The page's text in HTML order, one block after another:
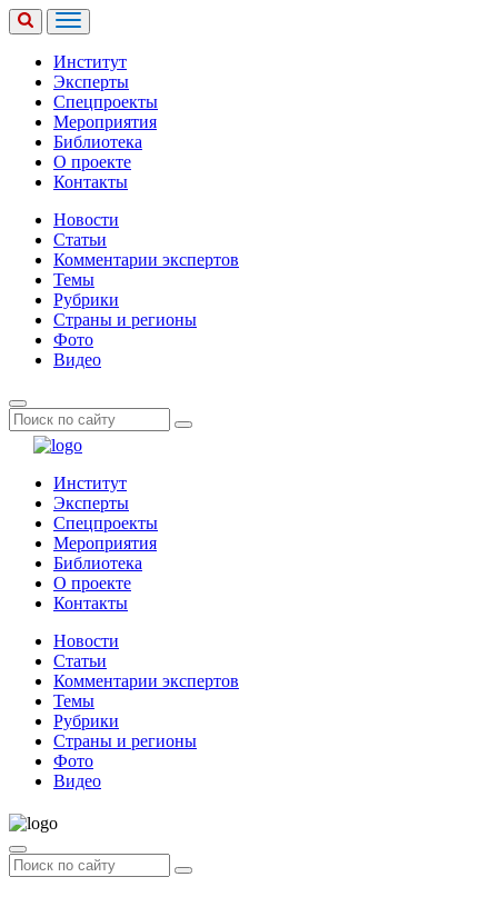
Институт
Эксперты
Спецпроекты
Мероприятия
Библиотека
О проекте
Контакты
Новости
Статьи
Комментарии экспертов
Темы
Рубрики
Страны и регионы
Фото
Видео
Институт
Эксперты
Спецпроекты
Мероприятия
Библиотека
О проекте
Контакты
Новости
Статьи
Комментарии экспертов
Темы
Рубрики
Страны и регионы
Фото
Видео